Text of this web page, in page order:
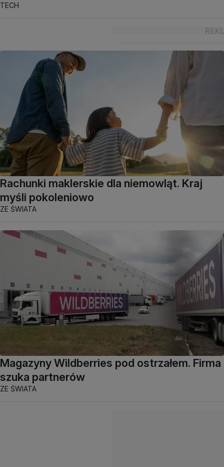
TECH
Rachunki maklerskie dla niemowląt. Kraj
myśli pokoleniowo
ZE ŚWIATA
Magazyny Wildberries pod ostrzałem. Firma
szuka partnerów
ZE ŚWIATA